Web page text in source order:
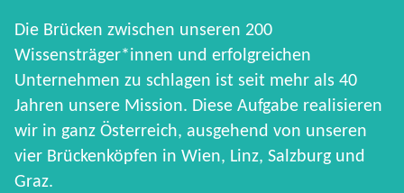
Die Brücken zwischen unseren 200
Wissensträger*innen und erfolgreichen
Unternehmen zu schlagen ist seit mehr als 40
Jahren unsere Mission. Diese Aufgabe realisieren
wir in ganz Österreich, ausgehend von unseren
vier Brückenköpfen in Wien, Linz, Salzburg und
Graz.